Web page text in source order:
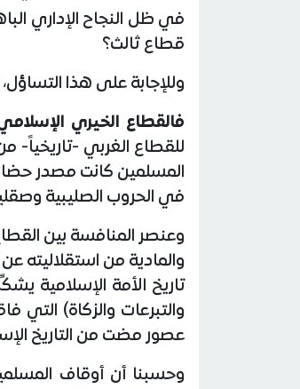
في ظل النجاح الإداري
قطاع ثالث؟
وللإجابة على هذا
فالقطاع الخيري
للقطاع الغربي -تاريخياً-
المسلمين كانت مصدر
في الحروب الصليبية
وعنصر المنافسة بين
والمادية من استقلاليته
تاريخ الأمة الإسلامية
والتبرعات والزكاة) التي
عصور مضت من التاريخ
وحسبنا أن أوقاف